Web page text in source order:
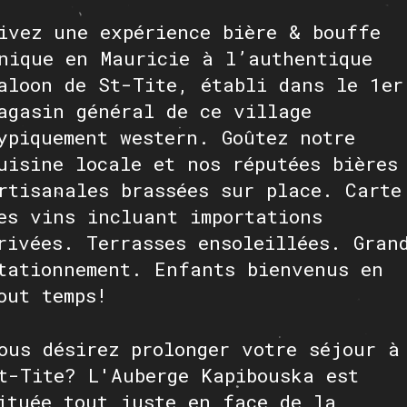
Chargement
une expérience bière & bouffe
en Mauricie à l’authentique
de St-Tite, établi dans le 1er
général de ce village
western. Goûtez notre
locale et nos réputées bières
brassées sur place. Carte
vins incluant importations
Terrasses ensoleillées.
Enfants bienvenus en
temps!
désirez prolonger votre séjour à
Tite? L'Auberge Kapibouska est
tout juste en face de la
HORAIRE DES FÊTES
FERMÉ du 23 au 25 décembre
OUVERT 26 et 27 déc. de 11h à 22h
OUVERT 28 et 29 déc. de 09h à 22h
OUVERT 30 déc. de 11h à 22h
FERMÉ 31 déc. et 01 janvier